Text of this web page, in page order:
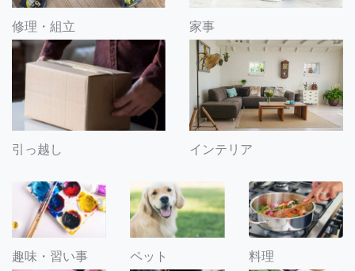
修理・組立 家事
引っ越し インテリア
趣味・習い事 ペット 料理